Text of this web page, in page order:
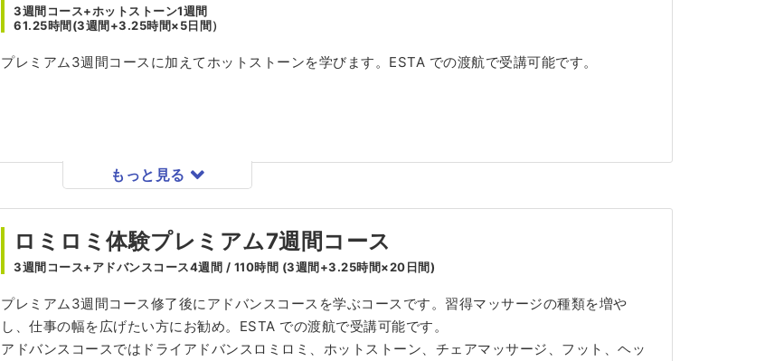
3週間コース+ホットストーン1週間
61.25時間(3週間+3.25時間×5日間）
プレミアム3週間コースに加えてホットストーンを学びます。ESTA での渡航で受講可能です。
もっと見る
ロミロミ体験プレミアム7週間コース
3週間コース+アドバンスコース4週間 / 110時間 (3週間+3.25時間×20日間)
プレミアム3週間コース修了後にアドバンスコースを学ぶコースです。習得マッサージの種類を増や
し、仕事の幅を広げたい方にお勧め。ESTA での渡航で受講可能です。
アドバンスコースではドライアドバンスロミロミ、ホットストーン、チェアマッサージ、フット、ヘッ